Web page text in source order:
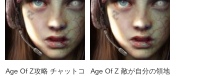
Age Of Z攻略 チャットコ
Age Of Z 敵が自分の領地